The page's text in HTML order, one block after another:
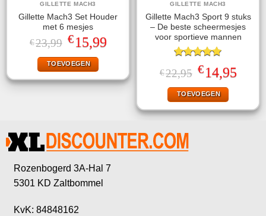
GILLETTE MACH3
Gillette Mach3 Set Houder
met 6 mesjes
€23,99 Oorspronkelijke
prijs
was:
€23,99.
€15,99Huidige
prijs
TOEVOEGEN
GILLETTE MACH3
Gillette Mach3 Sport 9 stuks
– De beste scheermesjes
voor sportieve mannen
Gewaardeerd
5.00uit 5
€22,95 Oorspronkelijke
prijs
was:
€22,95.
€14,95Huidige
prijs
TOEVOEGEN
Rozenbogerd 3A-Hal 7
5301 KD Zaltbommel
KvK: 84848162